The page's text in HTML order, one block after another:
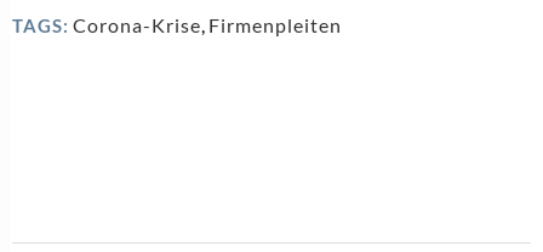
TAGS: Corona-Krise Firmenpleiten